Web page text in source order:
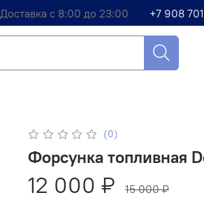
Доставка с 8:00 до 23:00 +7 908
(0)
Форсунка топливная
12 000 ₽ 15 000 ₽